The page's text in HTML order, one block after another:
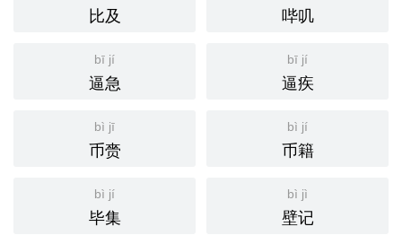
比及 哔叽
bī jí
逼急
bī jí
逼疾
bì jī
币赍
bì jí
币籍
bì jí
毕集
bì jì
壁记